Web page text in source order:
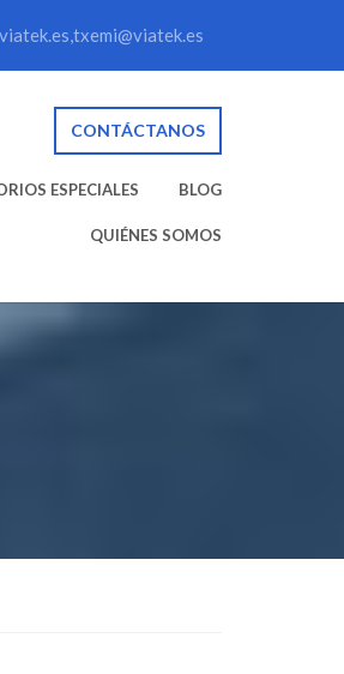
CONTÁCTANOS
ESPECIALES BLOG
QUIÉNES SOMOS